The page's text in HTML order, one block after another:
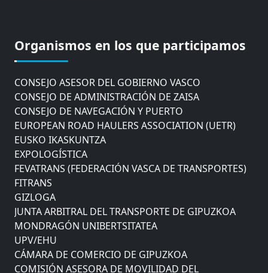
Organismos en los que participamos
AYUNTAMIENTO DE DONOSTIA
COMITÉ DE INSPECCION DE GIPUZKOA
CONSEJO ASESOR DEL GOBIERNO VASCO
CONSEJO DE ADMINISTRACIÓN DE ZAISA
CONSEJO DE NAVEGACIÓN Y PUERTO
EUROPEAN ROAD HAULERS ASSOCIATION (UETR)
EUSKO IKASKUNTZA
EXPOLOGÍSTICA
FEVATRANS (FEDERACIÓN VASCA DE TRANSPORTES)
FITRANS
GIZLOGA
JUNTA ARBITRAL DEL TRANSPORTE DE GIPUZKOA
MONDRAGÓN UNIBERTSITATEA
UPV/EHU
CÁMARA DE COMERCIO DE GIPUZKOA
COMISIÓN ASESORA DE MOVILIDAD DEL